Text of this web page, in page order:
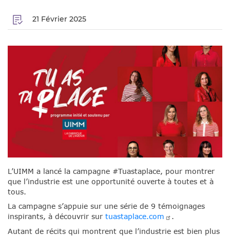
21 Février 2025
L’UIMM a lancé la campagne #Tuastaplace, pour montrer
que l’industrie est une opportunité ouverte à toutes et à
tous.
La campagne s’appuie sur une série de 9️ témoignages
inspirants, à découvrir sur tuastaplace.com
.
Autant de récits qui montrent que l’industrie est bien plus